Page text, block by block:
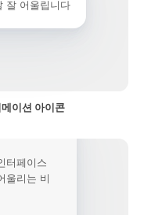
잘 어울립니다
이션 아이콘
터페이스
울리는 비